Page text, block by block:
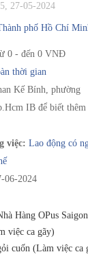
27-05-2024
phố Hồ Chí
0 - đến 0 VNĐ
thời gian
Kế Bính, phường
IB để biết thêm
việc: Lao động có
06-2024
Hàng OPus
việc ca gãy)
cuốn (Làm việc ca